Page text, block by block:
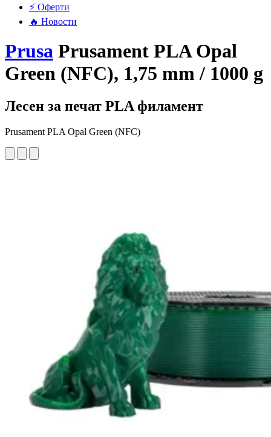
⚡ Оферти
🔥 Новости
Prusa Prusament PLA Opal
Green (NFC), 1,75 mm / 1000 g
Лесен за печат PLA филамент
Prusament PLA Opal Green (NFC)